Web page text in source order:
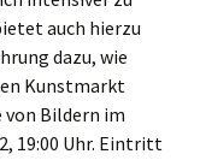
auch hierzu
dazu, wie
Kunstmarkt
von Bildern im
19:00 Uhr. Eintritt